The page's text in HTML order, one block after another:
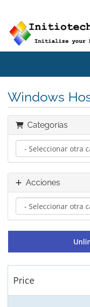
Windows
Categorías
Acciones
Price